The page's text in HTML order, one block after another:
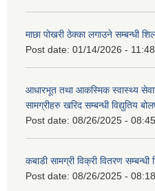
माछा पोखरी ठेक्का लगाउने सम्बन्धी
Post date: 01/14/2026 - 11:48
आधारभूत तथा आकस्मिक स्वास्थ्य
सामग्रीहरु खरिद सम्बन्धी विद्युतिय
Post date: 08/26/2025 - 08:45
कबाडी सामग्री विक्री वितरण
Post date: 08/26/2025 - 08:18